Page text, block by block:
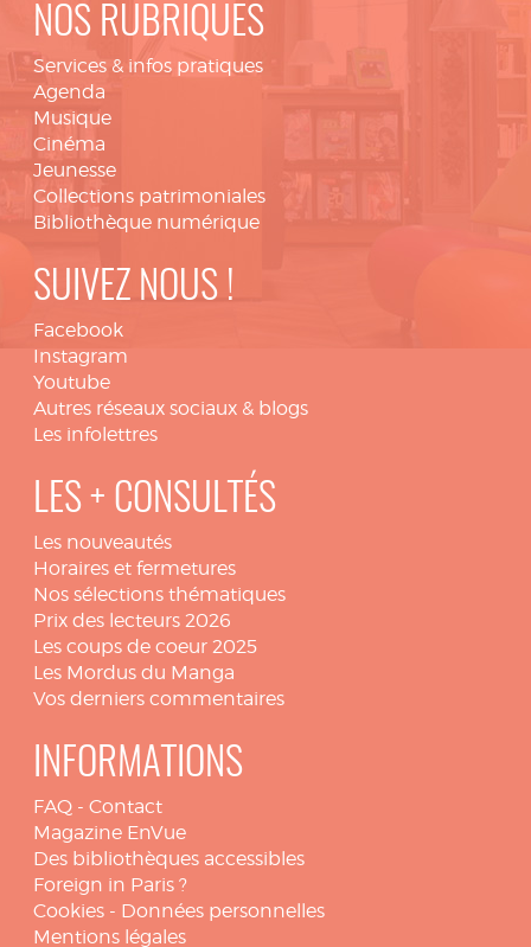
NOS RUBRIQUES
Services & infos pratiques
Agenda
Musique
Cinéma
Jeunesse
Collections patrimoniales
Bibliothèque numérique
SUIVEZ NOUS !
Facebook
Instagram
Youtube
Autres réseaux sociaux & blogs
Les infolettres
LES + CONSULTÉS
Les nouveautés
Horaires et fermetures
Nos sélections thématiques
Prix des lecteurs 2026
Les coups de coeur 2025
Les Mordus du Manga
Vos derniers commentaires
INFORMATIONS
FAQ - Contact
Magazine EnVue
Des bibliothèques accessibles
Foreign in Paris ?
Cookies - Données personnelles
Mentions légales